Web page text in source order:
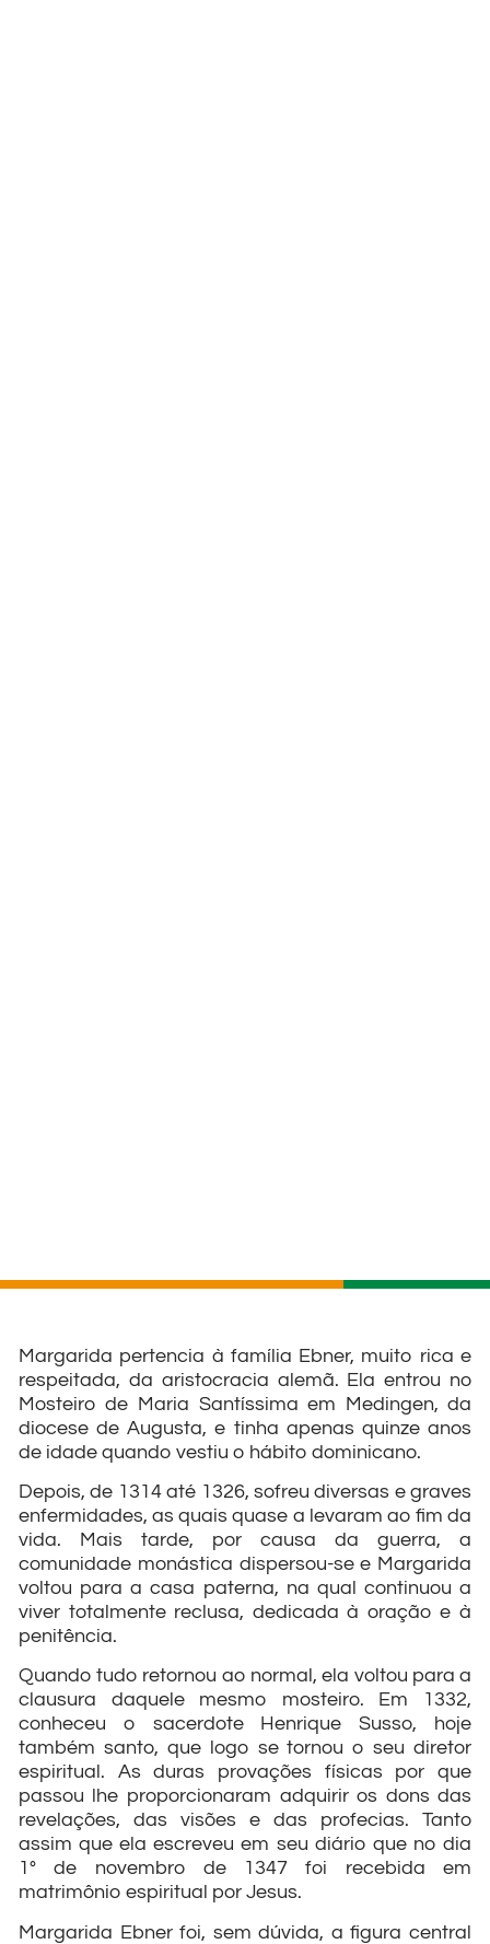
Margarida pertencia à família Ebner, muito rica e
respeitada, da aristocracia alemã. Ela entrou no
Mosteiro de Maria Santíssima em Medingen, da
diocese de Augusta, e tinha apenas quinze anos
de idade quando vestiu o hábito dominicano.
Depois, de 1314 até 1326, sofreu diversas e graves
enfermidades, as quais quase a levaram ao fim da
vida. Mais tarde, por causa da guerra, a
comunidade monástica dispersou-se e Margarida
voltou para a casa paterna, na qual continuou a
viver totalmente reclusa, dedicada à oração e à
penitência.
Quando tudo retornou ao normal, ela voltou para a
clausura daquele mesmo mosteiro. Em 1332,
conheceu o sacerdote Henrique Susso, hoje
também santo, que logo se tornou o seu diretor
espiritual. As duras provações físicas por que
passou lhe proporcionaram adquirir os dons das
revelações, das visões e das profecias. Tanto
assim que ela escreveu em seu diário que no dia
1° de novembro de 1347 foi recebida em
matrimônio espiritual por Jesus.
Margarida Ebner foi, sem dúvida, a figura central